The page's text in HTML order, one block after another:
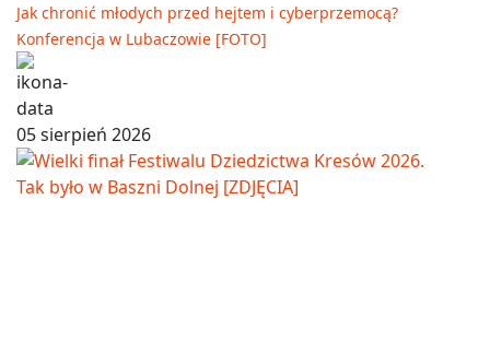
Jak chronić młodych przed hejtem i cyberprzemocą?
Konferencja w Lubaczowie [FOTO]
05 sierpień 2026